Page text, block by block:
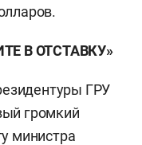
В ОТСТАВКУ»
ГРУ
громкий
министра